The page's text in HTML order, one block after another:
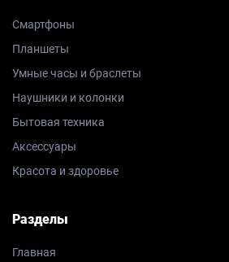
Смартфоны
Планшеты
Умные часы и браслеты
Наушники и колонки
Бытовая техника
Аксессуары
Красота и здоровье
Разделы
Главная